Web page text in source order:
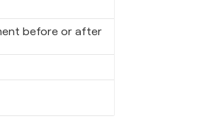
before or after